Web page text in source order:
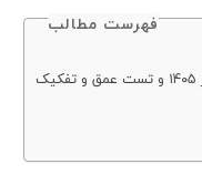
فهرست مطالب